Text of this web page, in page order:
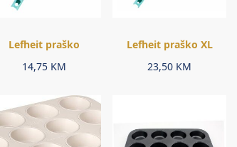
Lefheit praško
14,75 KM
Lefheit praško XL
23,50 KM